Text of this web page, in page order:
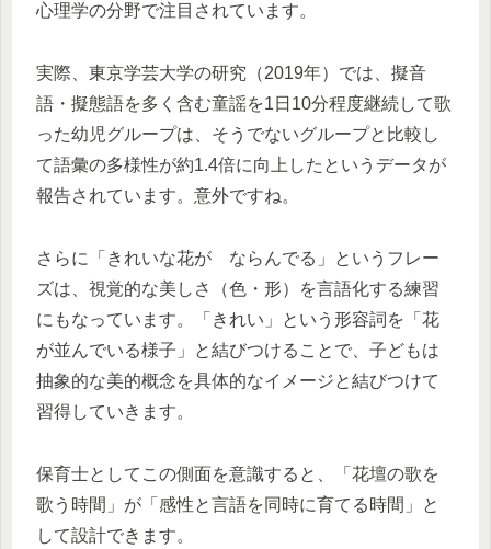
心理学の分野で注目されています。
実際、東京学芸大学の研究（2019年）では、擬音
語・擬態語を多く含む童謡を1日10分程度継続して歌
った幼児グループは、そうでないグループと比較し
て語彙の多様性が約1.4倍に向上したというデータが
報告されています。意外ですね。
さらに「きれいな花が ならんでる」というフレー
ズは、視覚的な美しさ（色・形）を言語化する練習
にもなっています。「きれい」という形容詞を「花
が並んでいる様子」と結びつけることで、子どもは
抽象的な美的概念を具体的なイメージと結びつけて
習得していきます。
保育士としてこの側面を意識すると、「花壇の歌を
歌う時間」が「感性と言語を同時に育てる時間」と
して設計できます。